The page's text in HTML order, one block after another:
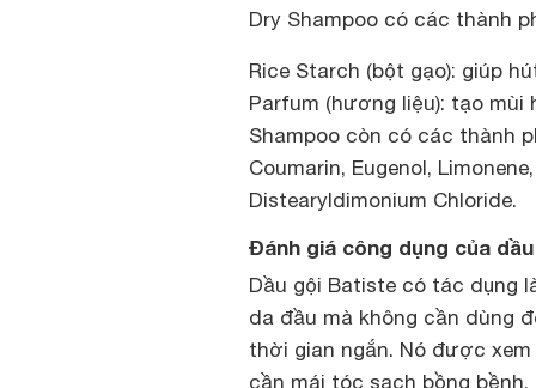
Dry Shampoo có các thành
Rice Starch (bột gạo): giúp
Parfum (hương liệu): tạo mùi
Shampoo còn có các thành
Coumarin, Eugenol,
Distearyldimonium Chloride.
Đánh giá công dụng của
Dầu gội Batiste có tác dụng
da đầu mà không cần dùng
thời gian ngắn. Nó được
cần mái tóc sạch bồng bềnh.